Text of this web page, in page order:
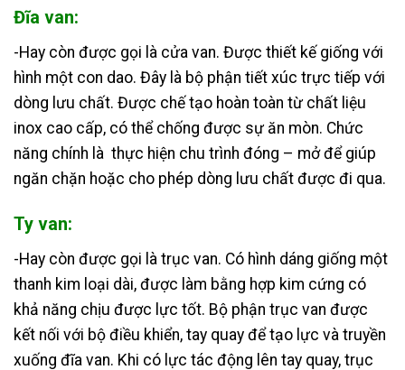
Đĩa van:
-Hay còn được gọi là cửa van. Được thiết kế giống với
hình một con dao. Đây là bộ phận tiết xúc trực tiếp với
dòng lưu chất. Được chế tạo hoàn toàn từ chất liệu
inox cao cấp, có thể chống được sự ăn mòn. Chức
năng chính là thực hiện chu trình đóng – mở để giúp
ngăn chặn hoặc cho phép dòng lưu chất được đi qua.
Ty van:
-Hay còn được gọi là trục van. Có hình dáng giống một
thanh kim loại dài, được làm bằng hợp kim cứng có
khả năng chịu được lực tốt. Bộ phận trục van được
kết nối với bộ điều khiển, tay quay để tạo lực và truyền
xuống đĩa van. Khi có lực tác động lên tay quay, trục